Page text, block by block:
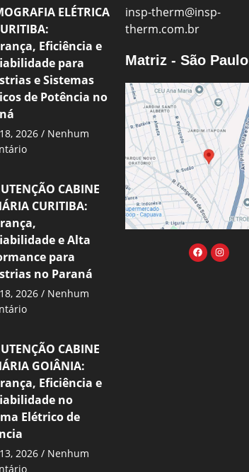
ELÉTRICA
Eficiência e
para
e Sistemas
de Potência no
2026
Nenhum
CABINE
CURITIBA:
e Alta
para
no Paraná
2026
Nenhum
CABINE
GOIÂNIA:
Eficiência e
no
Elétrico de
2026
Nenhum
insp-therm@insp-
therm.com.br
Matriz - São Paulo